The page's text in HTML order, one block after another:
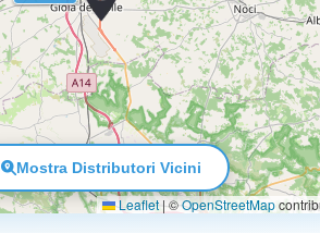
Leaflet|©OpenStreetMap
Mostra Distributori Vicini